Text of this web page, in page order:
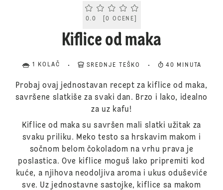
Current rating 0.0. Click to rate.
0.0 [0 OCENE
Kiflice od maka
1 KOLAČ SREDNJE TEŠKO 40 MINUTA
Probaj ovaj jednostavan recept za kiflice od maka,
savršene slatkiše za svaki dan. Brzo i lako, idealno
za uz kafu!
Kiflice od maka su savršen mali slatki užitak za
svaku priliku. Meko testo sa hrskavim makom i
sočnom belom čokoladom na vrhu prava je
poslastica. Ove kiflice moguš lako pripremiti kod
kuće, a njihova neodoljiva aroma i ukus oduševiće
sve. Uz jednostavne sastojke, kiflice sa makom